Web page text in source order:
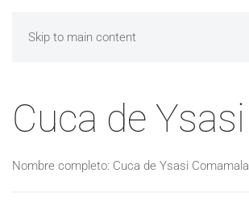
Skip to main content
Cuca de Ysasi
Nombre completo: Cuca de Ysasi Comamala